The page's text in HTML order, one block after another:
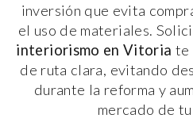
inversión que evita
el uso de materiales.
interiorismo en Vitoria te
de ruta clara, evitando
durante la reforma y
mercado de